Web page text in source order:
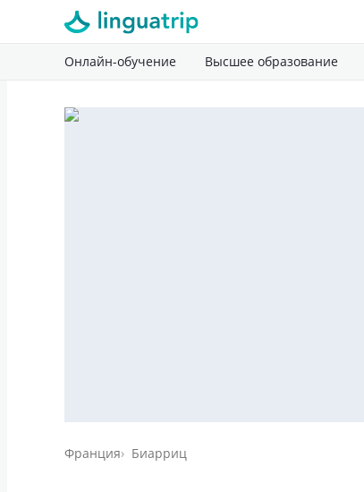
Онлайн-обучение Высшее образование
Франция Биарриц